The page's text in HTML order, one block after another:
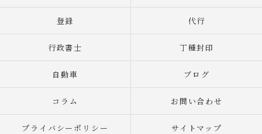
登録 代行
行政書士 丁種封印
自動車 ブログ
コラム お問い合わせ
プライバシーポリシー サイトマップ